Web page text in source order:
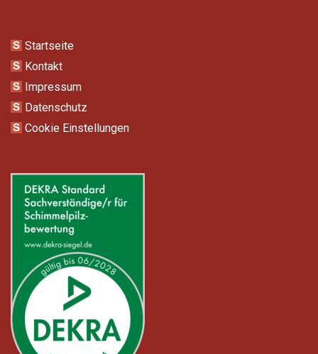
Startseite
Kontakt
Impressum
Datenschutz
Cookie Einstellungen